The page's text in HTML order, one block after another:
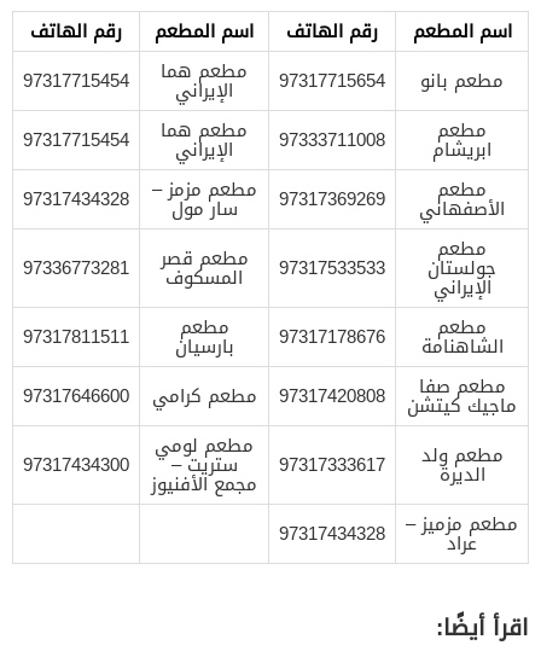
اسم المطعم
رقم الهاتف اسم المطعم
رقم الهاتف
مطعم بانو
97317715654 مطعم هما
الإيراني
97317715454
مطعم
ابريشام 97333711008 مطعم هما
الإيراني
97317715454
مطعم
الأصفهاني 97317369269 مطعم مزمز –
سار مول
97317434328
مطعم
جولستان
الإيراني
97317533533 مطعم قصر
المسكوف
97336773281
مطعم
الشاهنامة 97317178676 مطعم
بارسيان
97317811511
مطعم صفا
ماجيك كيتشن 97317420808 مطعم كرامي
97317646600
مطعم ولد
الديرة 97317333617
مطعم لومي
ستريت –
مجمع الأفنيوز
97317434300
مطعم مزميز –
عراد 97317434328
اقرأ أيضًا: